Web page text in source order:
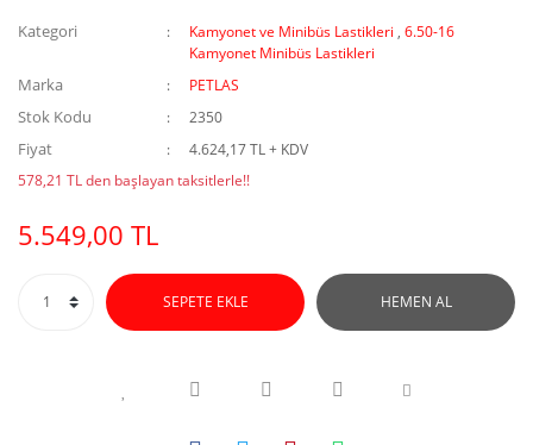
Kategori Kamyonet ve Minibüs Lastikleri ,6.50-16
Kamyonet Minibüs Lastikleri
Marka PETLAS
Stok Kodu 2350
Fiyat
4.624,17 TL + KDV
578,21 TL den başlayan taksitlerle!!
5.549,00 TL
SEPETE EKLE HEMEN AL